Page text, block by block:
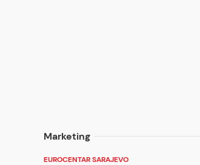
Marketing
EUROCENTAR SARAJEVO